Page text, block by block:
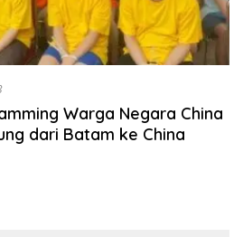
Warga Negara China
dari Batam ke China